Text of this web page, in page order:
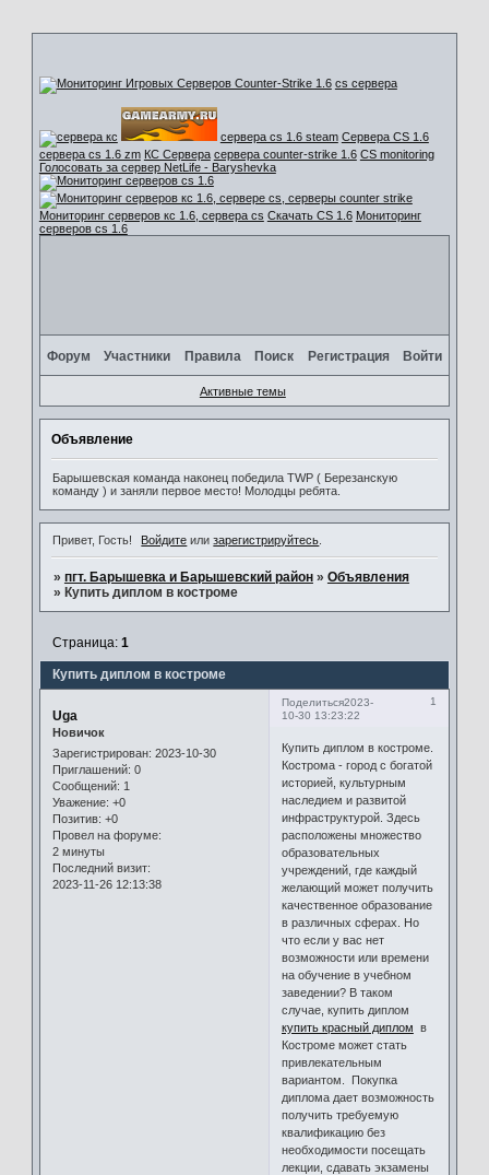
cs сервера
сервера cs 1.6 steam Сервера CS 1.6
сервера cs 1.6 zm КС Сервера сервера counter-strike 1.6 CS monitoring
Голосовать за сервер NetLife - Baryshevka
Мониторинг серверов кс 1.6, сервера cs Скачать CS 1.6 Мониторинг
серверов cs 1.6
Форум Участники Правила Поиск Регистрация Войти
Активные темы
Объявление
Барышевская команда наконец победила TWP ( Березанскую
команду ) и заняли первое место! Молодцы ребята.
Привет, Гость! Войдите илизарегистрируйтесь
» пгт. Барышевка и Барышевский район » Объявления
» Купить диплом в костроме
Купить диплом в костроме
Страница: 1
Поделиться 1
2023-
10-30 13:23:22
Uga
Новичок
Зарегистрирован: 2023-10-30
Приглашений: 0
Сообщений: 1
Уважение: +0
Позитив: +0
Провел на форуме:
2 минуты
Последний визит:
2023-11-26 12:13:38
Купить диплом в костроме.
Кострома - город с богатой
историей, культурным
наследием и развитой
инфраструктурой. Здесь
расположены множество
образовательных
учреждений, где каждый
желающий может получить
качественное образование
в различных сферах. Но
что если у вас нет
возможности или времени
на обучение в учебном
заведении? В таком
случае, купить диплом
купить красный диплом в
Костроме может стать
привлекательным
вариантом. Покупка
диплома дает возможность
получить требуемую
квалификацию без
необходимости посещать
лекции, сдавать экзамены